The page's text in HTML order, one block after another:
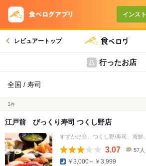
インス
レビュアートップ
行ったお店
全国 / 寿司
1 件
江戸前 びっくり寿司 つくし野店
すずかけ台、つくし野/寿司、海鮮
3.07 57人
￥3,000～￥3,999